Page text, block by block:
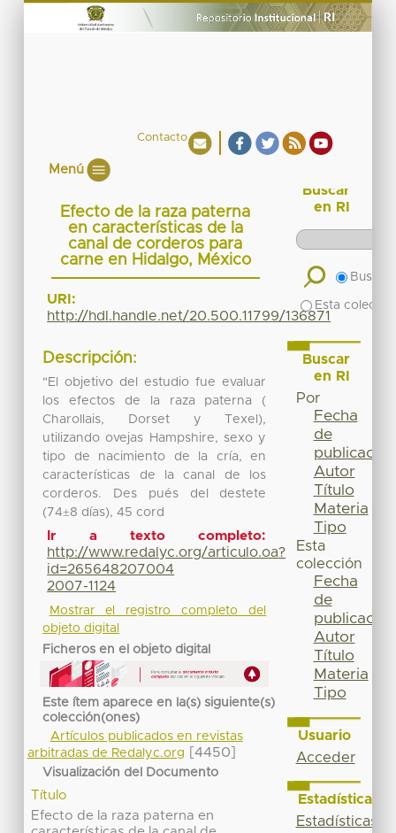
Contacto
Menú
Efecto de la raza paterna
en características de la
canal de corderos para
carne en Hidalgo, México
URI:
http://hdl.handle.net/20.500.11799/136871
Descripción:
"El objetivo del estudio fue evaluar
los efectos de la raza paterna (
Charollais, Dorset y Texel),
utilizando ovejas Hampshire, sexo y
tipo de nacimiento de la cría, en
características de la canal de los
corderos. Des pués del destete
(74±8 días), 45 cord
Ir a texto completo:
http://www.redalyc.org/articulo.oa?
id=265648207004
2007-1124
Mostrar el registro completo del
objeto digital
Ficheros en el objeto digital
Este ítem aparece en la(s) siguiente(s)
colección(ones)
Artículos publicados en revistas
arbitradas de Redalyc.org
[4450]
Visualización del Documento
Título
Efecto de la raza paterna en
Buscar
en RI
Buscar
Esta
Buscar
en RI
Por
Fecha
de
publicación
Autor
Título
Materia
Tipo
Esta
colección
Fecha
de
publicación
Autor
Título
Materia
Tipo
Usuario
Acceder
Estadísticas
Estadísticas